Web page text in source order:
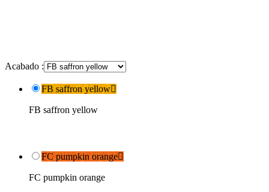
Acabado :
FB saffron yellow
FB saffron yellow
FC pumpkin orange
FC pumpkin orange